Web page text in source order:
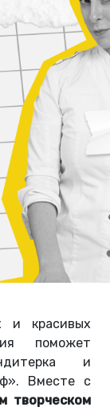
и красивых
поможет
и
Вместе с
творческом